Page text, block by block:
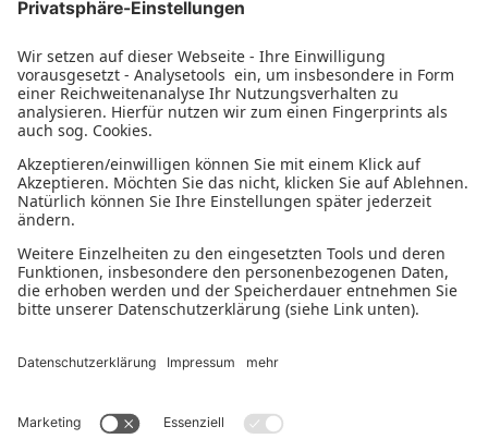
AHP Merkle ist schon seit mehreren Jahrzehnten Kunde
der Bürgschaftsbank und MBG. Zuletzt hat das
Unternehmen mit Unterstützung der Volksbank Breisgau-
Markgräflerland und der Bürgschaftsbank und MBG
einen Neubau (Werk 2) realisiert. Damit ist es bestens für
die Zukunft aufgestellt, um seine Ziele weiter verfolgen zu
können.